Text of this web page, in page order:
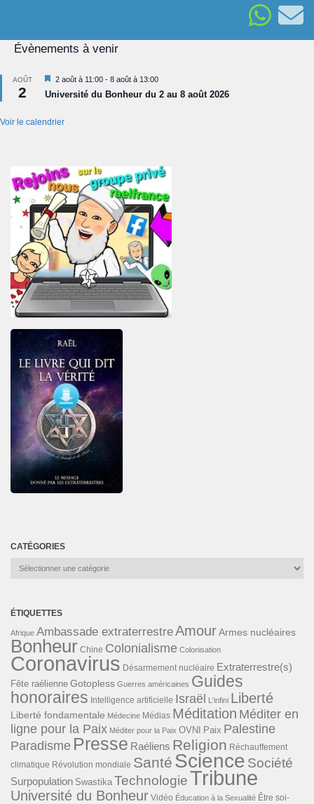
Évènements à venir
AOÛT
2
Mis
en
avant
2 août à 11:00 - 8 août à 13:00
Université du Bonheur du 2 au 8 août 2026
Voir le calendrier
CATÉGORIES
Catégories
ÉTIQUETTES
Afrique Ambassade extraterrestreAmourArmes nucléaires
Bonheur Chine Colonialisme Colonisation
Coronavirus Désarmement nucléaire Extraterrestre(s)
Fête raélienne Gotopless Guerres américaines Guides
honoraires Intelligence artificielle Israël L'infini Liberté
Liberté fondamentale Médecine Médias Méditation Méditer en
ligne pour la Paix Méditer pour la Paix OVNI Paix Palestine
Paradisme Presse Raéliens Religion Réchauffement
climatique Révolution mondiale Santé Science Société
Surpopulation Swastika TechnologieTribune
Université du Bonheur Vidéo Éducation à la Sexualité Être soi-